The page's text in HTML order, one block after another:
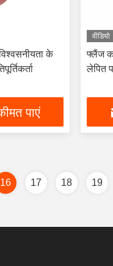
के
पाएं
वीडियो
फ्लैंज
लेपित
16 17 18 19